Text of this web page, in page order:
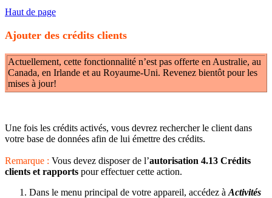
Haut de page
Ajouter des crédits clients
Actuellement, cette fonctionnalité n’est pas offerte en Australie, au
Canada, en Irlande et au Royaume-Uni. Revenez bientôt pour les
mises à jour!
Une fois les crédits activés, vous devrez rechercher le client dans
votre base de données afin de lui émettre des crédits.
Remarque : Vous devez disposerde l’autorisation 4.13 Crédits
clients et rapports pour effectuer cette action.
Dans le menu principal de votre appareil, accédez à Activités